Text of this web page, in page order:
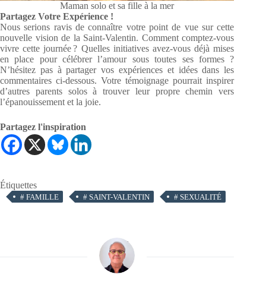
Maman solo et sa fille à la mer
Partagez Votre Expérience !
Nous serions ravis de connaître votre point de vue sur cette
nouvelle vision de la Saint-Valentin. Comment comptez-vous
vivre cette journée ? Quelles initiatives avez-vous déjà mises
en place pour célébrer l’amour sous toutes ses formes ?
N’hésitez pas à partager vos expériences et idées dans les
commentaires ci-dessous. Votre témoignage pourrait inspirer
d’autres parents solos à trouver leur propre chemin vers
l’épanouissement et la joie.
Partagez l'inspiration
Étiquettes
# FAMILLE # SAINT-VALENTIN # SEXUALITÉ